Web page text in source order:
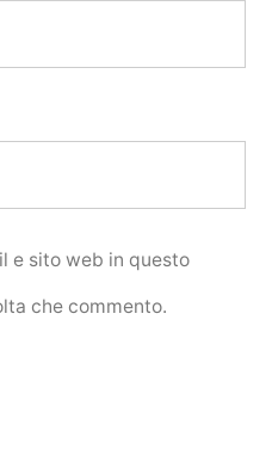
e sito web in questo
che commento.